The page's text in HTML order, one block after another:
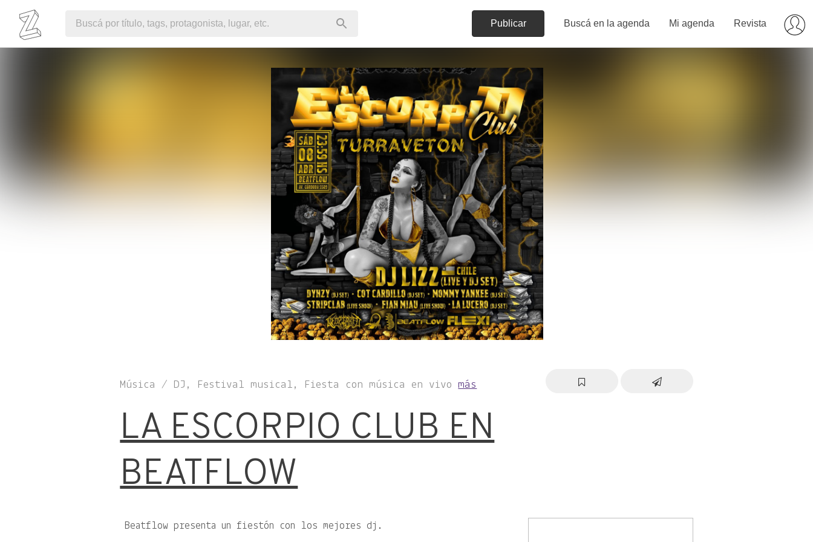
Publicar Buscá en la agenda Mi agenda Revista
Música / DJ, Festival musical, Fiesta con música en vivomás
LA ESCORPIO CLUB EN
BEATFLOW
Beatflow presenta un fiestón con los mejores dj.